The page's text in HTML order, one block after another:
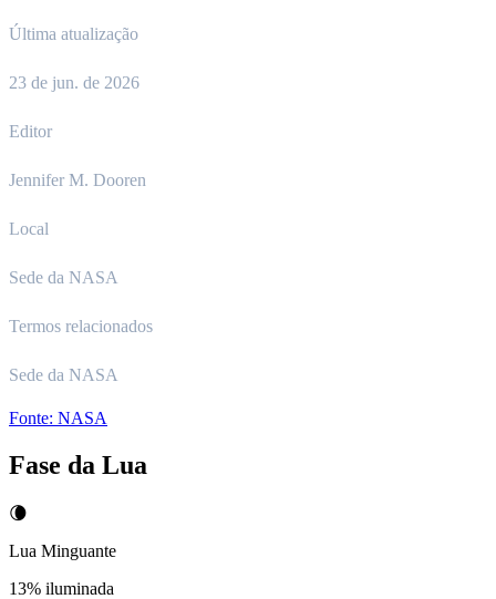
Última atualização
23 de jun. de 2026
Editor
Jennifer M. Dooren
Local
Sede da NASA
Termos relacionados
Sede da NASA
Fonte: NASA
Fase da Lua
🌘
Lua Minguante
13% iluminada